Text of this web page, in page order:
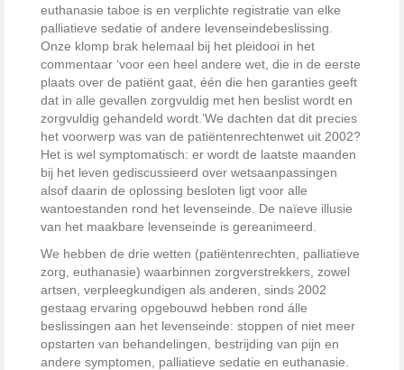
euthanasie taboe is en verplichte registratie van elke
palliatieve sedatie of andere levenseindebeslissing.
Onze klomp brak helemaal bij het pleidooi in het
commentaar ‘voor een heel andere wet, die in de eerste
plaats over de patiënt gaat, één die hen garanties geeft
dat in alle gevallen zorgvuldig met hen beslist wordt en
zorgvuldig gehandeld wordt.’We dachten dat dit precies
het voorwerp was van de patiëntenrechtenwet uit 2002?
Het is wel symptomatisch: er wordt de laatste maanden
bij het leven gediscussieerd over wetsaanpassingen
alsof daarin de oplossing besloten ligt voor alle
wantoestanden rond het levenseinde. De naïeve illusie
van het maakbare levenseinde is gereanimeerd.
We hebben de drie wetten (patiëntenrechten, palliatieve
zorg, euthanasie) waarbinnen zorgverstrekkers, zowel
artsen, verpleegkundigen als anderen, sinds 2002
gestaag ervaring opgebouwd hebben rond álle
beslissingen aan het levenseinde: stoppen of niet meer
opstarten van behandelingen, bestrijding van pijn en
andere symptomen, palliatieve sedatie en euthanasie.